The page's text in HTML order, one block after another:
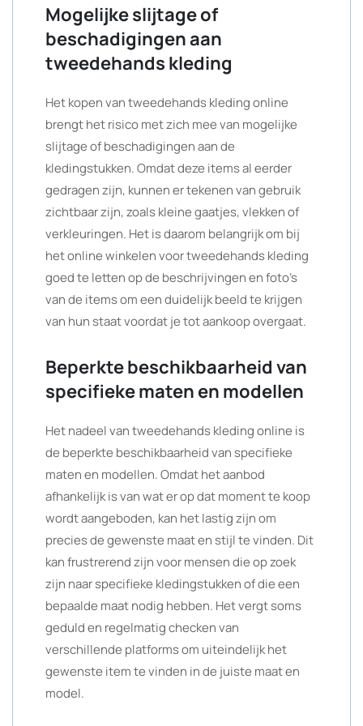
Mogelijke slijtage of
beschadigingen aan
tweedehands kleding
Het kopen van tweedehands kleding online
brengt het risico met zich mee van mogelijke
slijtage of beschadigingen aan de
kledingstukken. Omdat deze items al eerder
gedragen zijn, kunnen er tekenen van gebruik
zichtbaar zijn, zoals kleine gaatjes, vlekken of
verkleuringen. Het is daarom belangrijk om bij
het online winkelen voor tweedehands kleding
goed te letten op de beschrijvingen en foto’s
van de items om een duidelijk beeld te krijgen
van hun staat voordat je tot aankoop overgaat.
Beperkte beschikbaarheid van
specifieke maten en modellen
Het nadeel van tweedehands kleding online is
de beperkte beschikbaarheid van specifieke
maten en modellen. Omdat het aanbod
afhankelijk is van wat er op dat moment te koop
wordt aangeboden, kan het lastig zijn om
precies de gewenste maat en stijl te vinden. Dit
kan frustrerend zijn voor mensen die op zoek
zijn naar specifieke kledingstukken of die een
bepaalde maat nodig hebben. Het vergt soms
geduld en regelmatig checken van
verschillende platforms om uiteindelijk het
gewenste item te vinden in de juiste maat en
model.